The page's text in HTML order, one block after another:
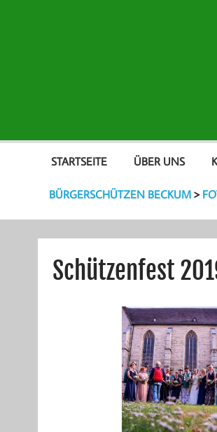
STARTSEITE ÜBER UNS
BÜRGERSCHÜTZEN BECKUM>
Schützenfest